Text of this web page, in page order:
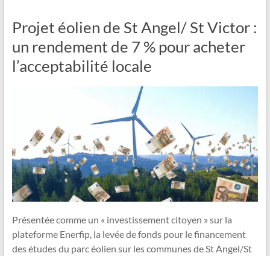
Projet éolien de St Angel/ St Victor :
un rendement de 7 % pour acheter
l’acceptabilité locale
Présentée comme un « investissement citoyen » sur la
plateforme Enerfip, la levée de fonds pour le financement
des études du parc éolien sur les communes de St Angel/St